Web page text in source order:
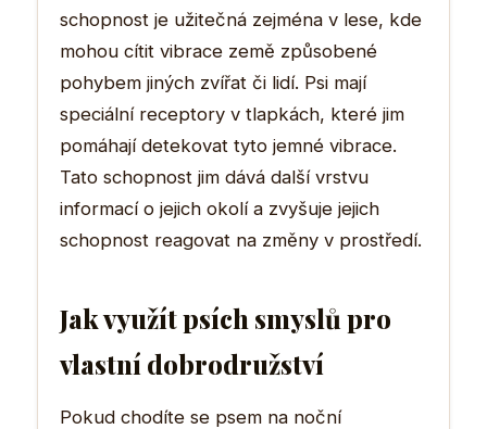
schopnost je užitečná zejména v lese, kde
mohou cítit vibrace země způsobené
pohybem jiných zvířat či lidí. Psi mají
speciální receptory v tlapkách, které jim
pomáhají detekovat tyto jemné vibrace.
Tato schopnost jim dává další vrstvu
informací o jejich okolí a zvyšuje jejich
schopnost reagovat na změny v prostředí.
Jak využít psích smyslů pro
vlastní dobrodružství
Pokud chodíte se psem na noční